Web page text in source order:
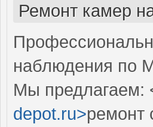
Ремонт камер
наблюдения по
Мы предлагаем:
depot.ru>ремонт